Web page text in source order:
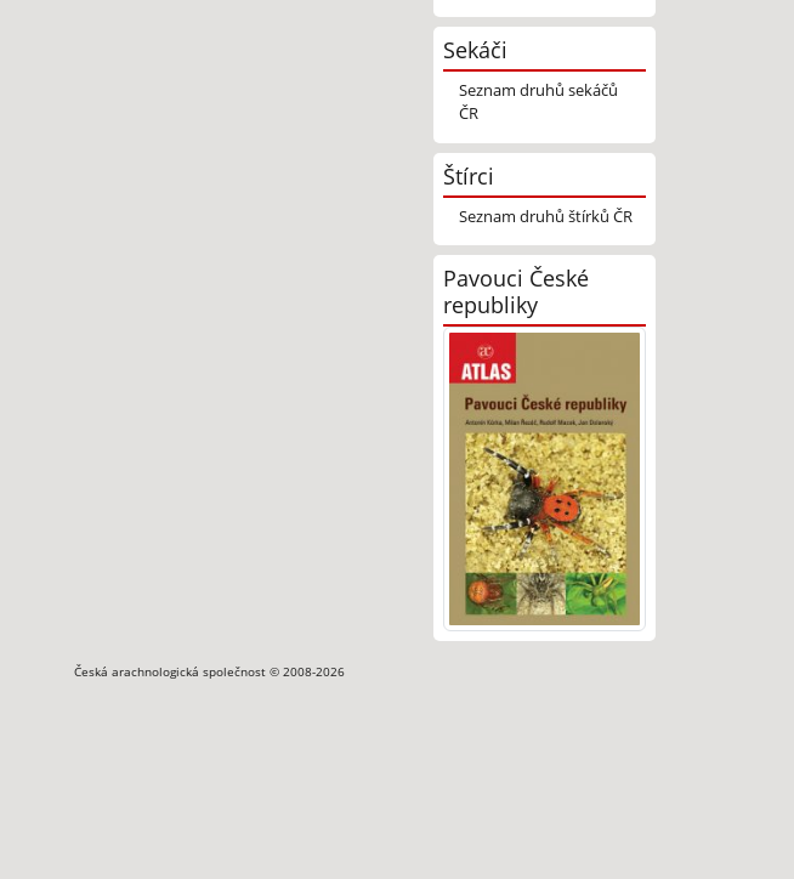
Sekáči
Seznam druhů sekáčů
ČR
Štírci
Seznam druhů štírků ČR
Pavouci České
republiky
Česká arachnologická společnost © 2008-2026